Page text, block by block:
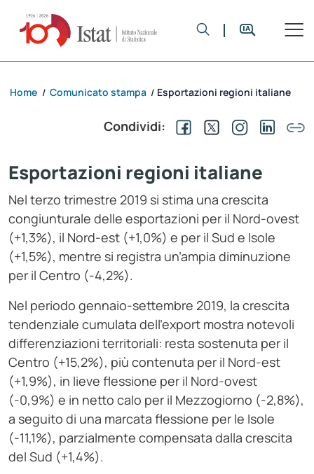
Home / Comunicato stampa / Esportazioni regioni italiane
Condividi:
Esportazioni regioni italiane
Nel terzo trimestre 2019 si stima una crescita
congiunturale delle esportazioni per il Nord-ovest
(+1,3%), il Nord-est (+1,0%) e per il Sud e Isole
(+1,5%), mentre si registra un’ampia diminuzione
per il Centro (-4,2%).
Nel periodo gennaio-settembre 2019, la crescita
tendenziale cumulata dell’export mostra notevoli
differenziazioni territoriali: resta sostenuta per il
Centro (+15,2%), più contenuta per il Nord-est
(+1,9%), in lieve flessione per il Nord-ovest
(-0,9%) e in netto calo per il Mezzogiorno (-2,8%),
a seguito di una marcata flessione per le Isole
(-11,1%), parzialmente compensata dalla crescita
del Sud (+1,4%).